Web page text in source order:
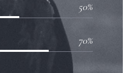
50
70